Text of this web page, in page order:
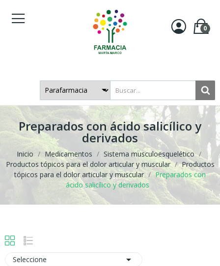
0
Preparados con ácido salicílico y
derivados
Inicio Medicamentos
Sistema musculoesquelético
Productos tópicos para el dolor articular y muscular
Productos
tópicos para el dolor articular y muscular
Preparados con
ácido salicílico y derivados
Seleccione 